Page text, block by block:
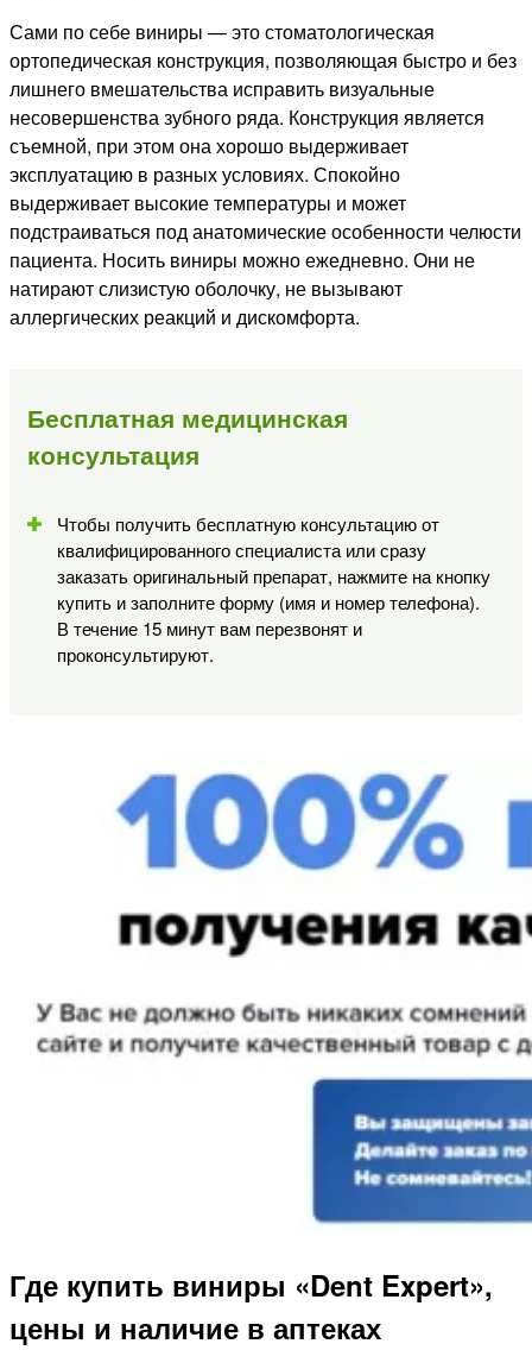
Сами по себе виниры — это стоматологическая
ортопедическая конструкция, позволяющая быстро и без
лишнего вмешательства исправить визуальные
несовершенства зубного ряда. Конструкция является
съемной, при этом она хорошо выдерживает
эксплуатацию в разных условиях. Спокойно
выдерживает высокие температуры и может
подстраиваться под анатомические особенности челюсти
пациента. Носить виниры можно ежедневно. Они не
натирают слизистую оболочку, не вызывают
аллергических реакций и дискомфорта.
Бесплатная медицинская
консультация
Чтобы получить бесплатную консультацию от
квалифицированного специалиста или сразу
заказать оригинальный препарат, нажмите на кнопку
купить и заполните форму (имя и номер телефона).
В течение 15 минут вам перезвонят и
проконсультируют.
Где купить виниры «Dent Expert»,
цены и наличие в аптеках